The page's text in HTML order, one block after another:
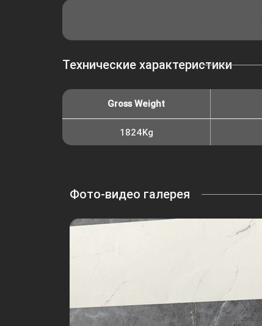
Технические характеристики
Gross Weight
1824Kg
Фото-видео галерея